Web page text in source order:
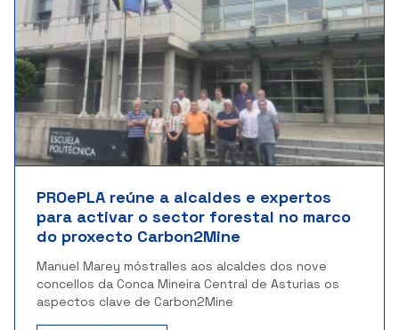
PROePLA reúne a alcaldes e expertos
para activar o sector forestal no marco
do proxecto Carbon2Mine
Manuel Marey móstralles aos alcaldes dos nove
concellos da Conca Mineira Central de Asturias os
aspectos clave de Carbon2Mine